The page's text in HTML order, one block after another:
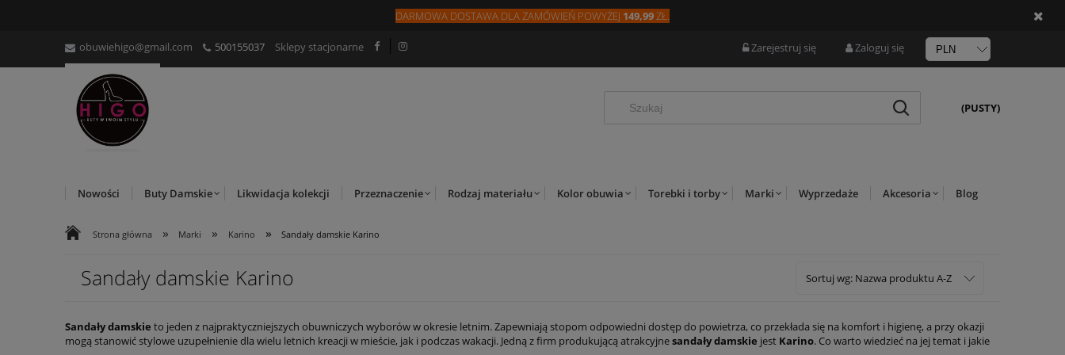
DARMOWA DOSTAWA DLAZAMÓWIEŃ POWYŻEJ 149,99ZŁ.
obuwiehigo@gmail.com 500155037 Sklepy stacjonarne Zarejestruj się Zaloguj się
(PUSTY)
Nowości Buty Damskie Likwidacja kolekcji Przeznaczenie Rodzaj materiału Kolor obuwia Torebki i torby Marki Wyprzedaże Akcesoria Blog
Strona główna » Marki » Karino » Sandały damskie Karino
Sandały damskie Karino Sortuj wg: Nazwa produktu A-Z
Sandały damskie to jeden z najpraktyczniejszych obuwniczych wyborów w okresie letnim. Zapewniają stopom odpowiedni dostęp do powietrza, co przekłada się na komfort i higienę, a przy okazji
mogą stanowić stylowe uzupełnienie dla wielu letnich kreacji w mieście, jak i podczas wakacji. Jedną z firm produkującą atrakcyjnesandały damskie jest Karino. Co warto wiedzieć na jej temat i jakie